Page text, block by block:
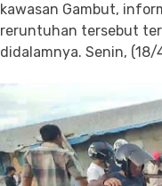
kawasan Gambut,
reruntuhan tersebut
didalamnya. Senin,